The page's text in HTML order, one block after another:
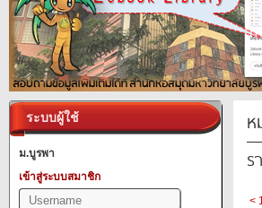
ระบบผู้ใช้
ม.บูรพา
เข้าสู่ระบบสมาชิก
ร
<